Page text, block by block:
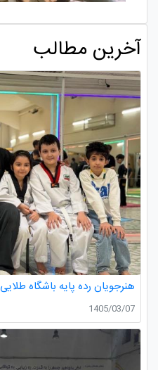
آخرین مطالب
هنرجویان رده پایه باشگاه طلایی
1405/03/07